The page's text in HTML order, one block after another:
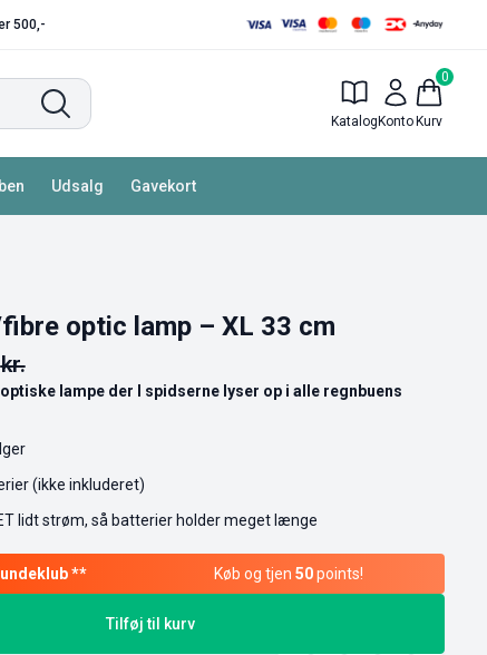
500,-
Katalog Konto
0
Kurv
Udsalg Gavekort
optic lamp – XL 33 cm
kr.
lampe der I spidserne lyser op i alle regnbuens
(ikke inkluderet)
lidt strøm, så batterier holder meget længe
Køb og tjen 50points!
Tilføj til kurv